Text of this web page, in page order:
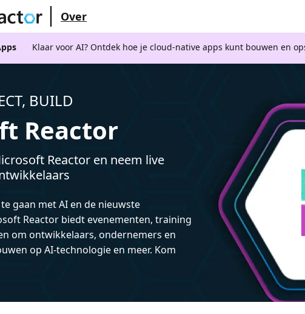
Over
Klaar voor AI? Ontdek hoe je cloud-native apps kunt bouwen en
BUILD
Reactor
Reactor en neem live
gaan met AI en de nieuwste
Reactor biedt evenementen, training
om ontwikkelaars, ondernemers en
op AI-technologie en meer. Kom